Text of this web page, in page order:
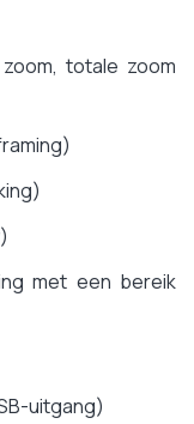
totale zoom
met een bereik
uitgang)